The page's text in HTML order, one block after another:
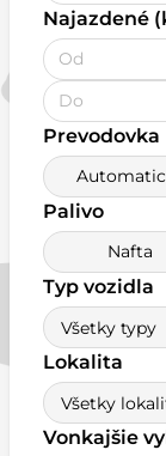
Najazdené
Prevodovka
Palivo
Nafta
Typ vozidla
Všetky typy
Lokalita
Všetky
Vonkajšie